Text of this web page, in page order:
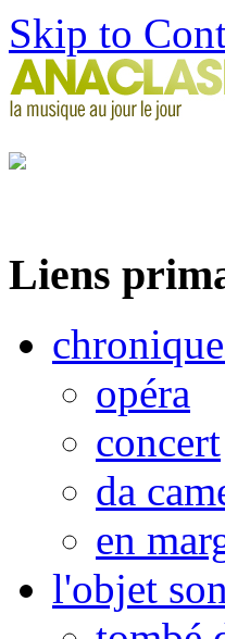
Skip to
Liens
opéra
concert
da
en
l'objet